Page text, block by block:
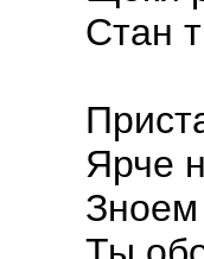
Стан
Ярче